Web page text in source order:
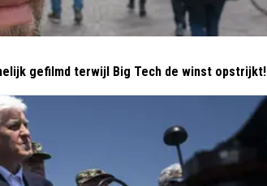
gefilmd terwijl Big Tech de winst opstrijkt!